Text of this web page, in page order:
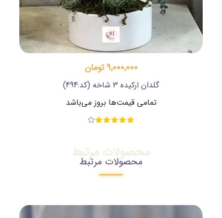
9,000,000 تومان
گلدان ارکیده 3 شاخه
(کد:494)
تمامی قیمت‌ها بروز می‌باشد
محصولات مرتبط
محصولات مرتبط